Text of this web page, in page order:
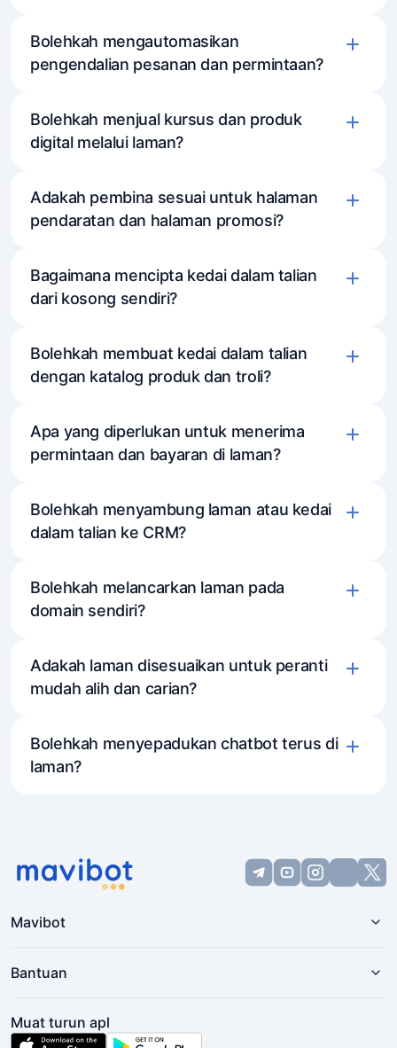
Bolehkah mengautomasikan
pengendalian pesanan dan permintaan?
Bolehkah menjual kursus dan produk
digital melalui laman?
Adakah pembina sesuai untuk halaman
pendaratan dan halaman promosi?
Bagaimana mencipta kedai dalam talian
dari kosong sendiri?
Bolehkah membuat kedai dalam talian
dengan katalog produk dan troli?
Apa yang diperlukan untuk menerima
permintaan dan bayaran di laman?
Bolehkah menyambung laman atau kedai
dalam talian ke CRM?
Bolehkah melancarkan laman pada
domain sendiri?
Adakah laman disesuaikan untuk peranti
mudah alih dan carian?
Bolehkah menyepadukan chatbot terus di
laman?
Mavibot
Bantuan
Muat turun apl